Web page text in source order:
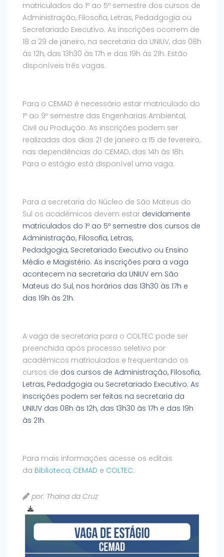
matriculados do 1º ao 5º semestre dos cursos de
Administração, Filosofia, Letras, Pedadgogia ou
Secretariado Executivo. As inscrições ocorrem de
18 a 29 de janeiro, na secretaria da UNIUV, das 08h
às 12h, das 13h30 às 17h e das 19h às 21h. Estão
disponíveis três vagas.
Para o CEMAD é necessário estar matriculado do
1º ao 9º semestre das Engenharias Ambiental,
Civil ou Produção. As inscrições podem ser
realizadas dos dias 21 de janeiro a 15 de fevereiro,
nas dependências do CEMAD, das 14h às 18h.
Para o estágio está disponível uma vaga.
Para a secretaria do Núcleo de São Mateus do
Sul os acadêmicos devem estar devidamente
matriculados do 1º ao 5º semestre dos cursos de
Administração, Filosofia, Letras,
Pedadgogia, Secretariado Executivo ou Ensino
Médio e Magistério. As inscrições para a vaga
acontecem na secretaria da UNIUV em São
Mateus do Sul, nos horários das 13h30 às 17h e
das 19h às 21h.
A vaga de secretaria para o COLTEC pode ser
preenchida após processo seletivo por
acadêmicos matriculados e frequentando os
cursos de dos cursos de Administração, Filosofia,
Letras, Pedadgogia ou Secretariado Executivo. As
inscrições podem ser feitas na secretaria da
UNIUV das 08h às 12h, das 13h30 às 17h e das 19h
às 21h.
Para mais informações acesse os editais
da Biblioteca, CEMAD e COLTEC.
por: Thaina da Cruz